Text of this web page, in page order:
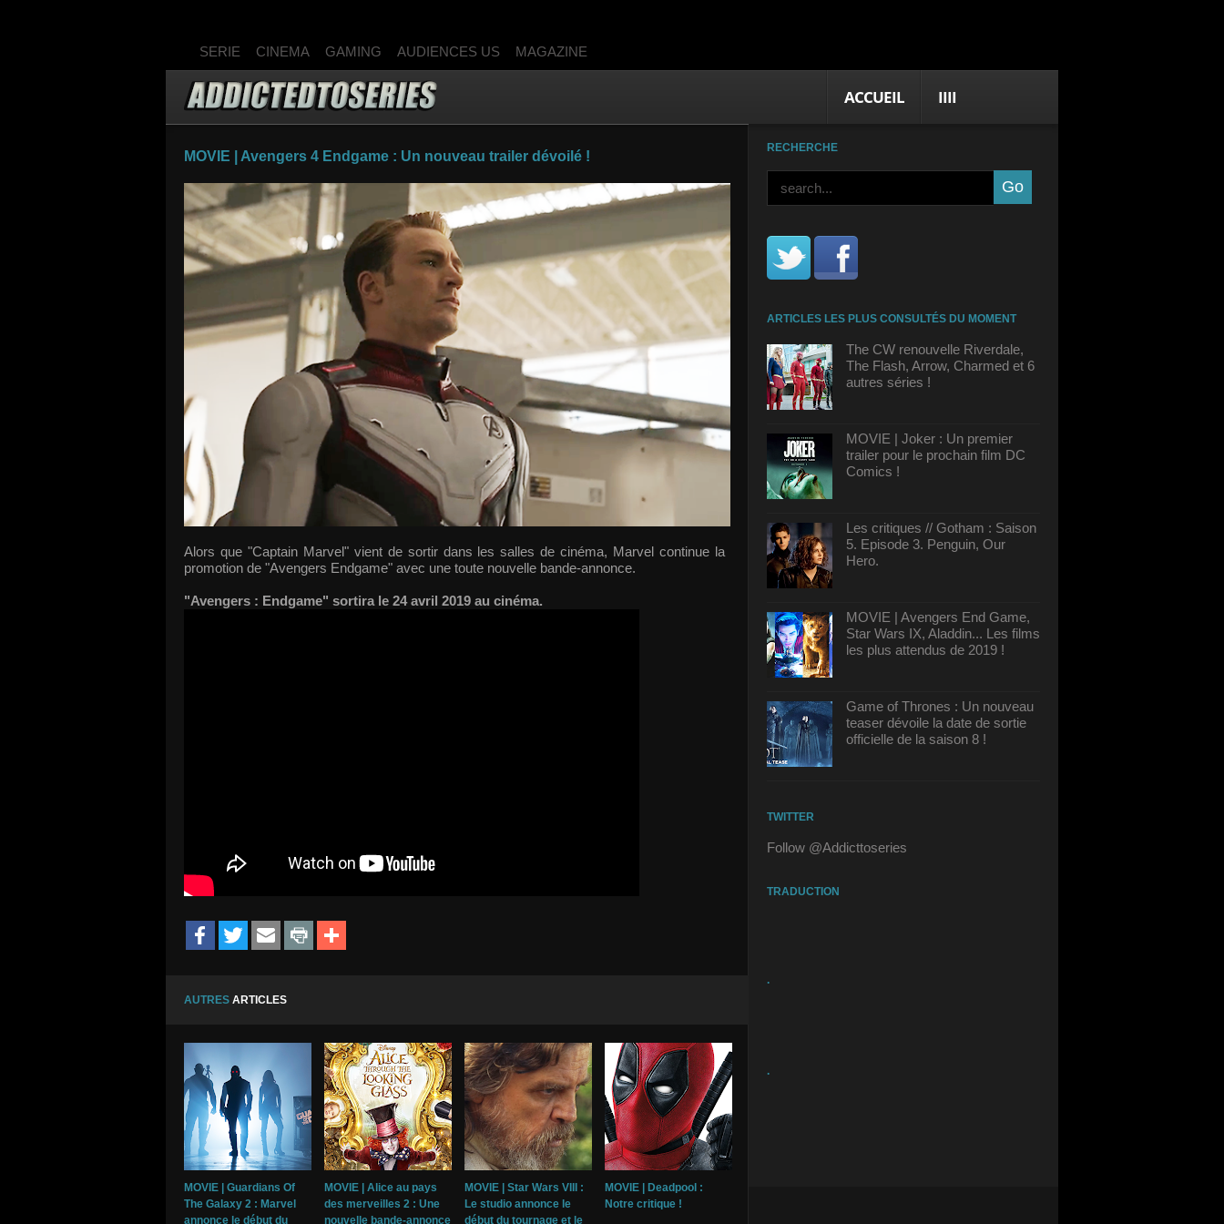
SERIE CINEMA GAMING AUDIENCES US MAGAZINE
ACCUEIL IIII
MOVIE | Avengers 4 Endgame : Un nouveau trailer dévoilé !
Alors que "Captain Marvel" vient de sortir dans les salles de cinéma, Marvel continue la
promotion de "Avengers Endgame" avec une toute nouvelle bande-annonce.
"Avengers : Endgame" sortira le 24 avril 2019 au cinéma.
AUTRES ARTICLES
MOVIE | Guardians Of
The Galaxy 2 : Marvel
annonce le début du
MOVIE | Alice au pays
des merveilles 2 : Une
nouvelle bande-annonce
MOVIE | Star Wars VIII :
Le studio annonce le
début du tournage et le
MOVIE | Deadpool :
Notre critique !
RECHERCHE
ARTICLES LES PLUS CONSULTÉS DU MOMENT
The CW renouvelle Riverdale,
The Flash, Arrow, Charmed et 6
autres séries !
MOVIE | Joker : Un premier
trailer pour le prochain film DC
Comics !
Les critiques // Gotham : Saison
5. Episode 3. Penguin, Our
Hero.
MOVIE | Avengers End Game,
Star Wars IX, Aladdin... Les films
les plus attendus de 2019 !
Game of Thrones : Un nouveau
teaser dévoile la date de sortie
officielle de la saison 8 !
TWITTER
Follow @Addicttoseries
TRADUCTION
.
.